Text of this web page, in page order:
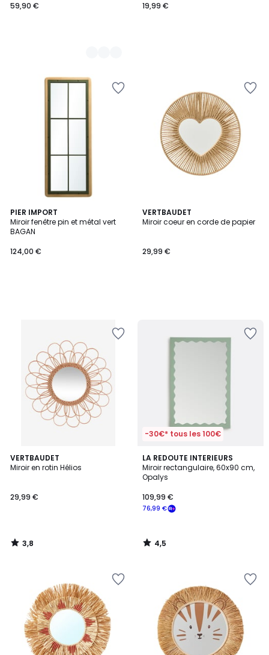
59,90 €
19,99 €
PIER IMPORT
Miroir fenêtre pin et métal vert
BAGAN
124,00 €
VERTBAUDET
Miroir coeur en corde de papier
29,99 €
VERTBAUDET
Miroir en rotin Hélios
29,99 €
3,8
/ 5
3,8
/
-30€* tous les 100€
LA REDOUTE INTERIEURS
Miroir rectangulaire, 60x90 cm,
Opalys
76,99 €
109,99 €
4,5
/ 5
4,5
/